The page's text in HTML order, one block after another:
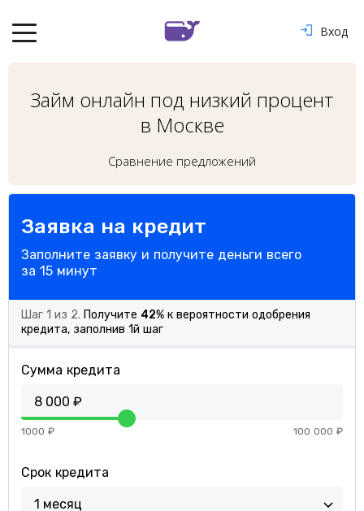
Вход
Займ онлайн под низкий процент
в Москве
Сравнение предложений